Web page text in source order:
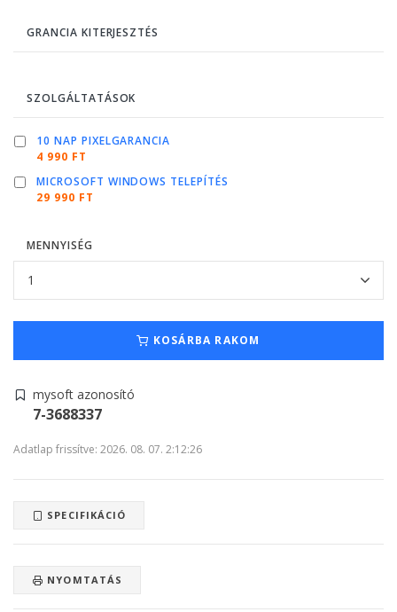
GRANCIA KITERJESZTÉS
SZOLGÁLTATÁSOK
10 NAP PIXELGARANCIA
4 990 FT
MICROSOFT WINDOWS TELEPÍTÉS
29 990 FT
MENNYISÉG
KOSÁRBA RAKOM
mysoft azonosító
7-3688337
Adatlap frissítve: 2026. 08. 07. 2:12:26
SPECIFIKÁCIÓ
NYOMTATÁS